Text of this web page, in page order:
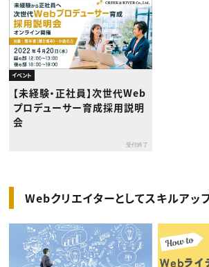
イベント
【未経験・正社員】次世代Web
プロデューサー育成採用説明
会
受付終了
Webクリエイターとしてスキルアッ